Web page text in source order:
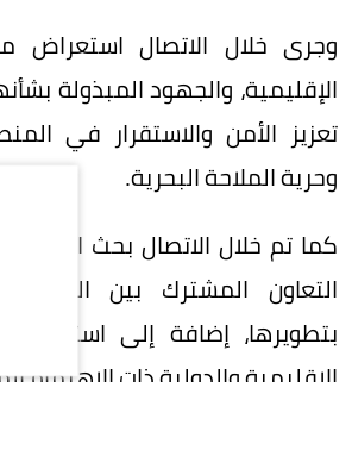
وجرى خلال الاتصال استعراض
الإقليمية، والجهود المبذولة
تعزيز الأمن والاستقرار في
وحرية الملاحة البحرية.
كما تم خلال الاتصال بحث العلاقات
التعاون المشترك بين البلدين،
بتطويرها، إضافة إلى استعراض
الإقليمية والدولية ذات الاهتمام